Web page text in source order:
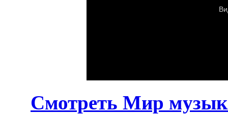
Смотреть Мир